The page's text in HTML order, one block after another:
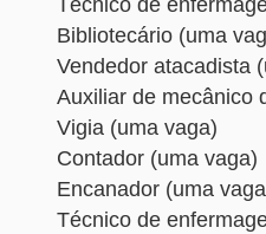
Técnico de
Bibliotecário (uma
Vendedor atacadista
Auxiliar de mecânico
Vigia (uma vaga)
Contador (uma vaga)
Encanador (uma
Técnico de